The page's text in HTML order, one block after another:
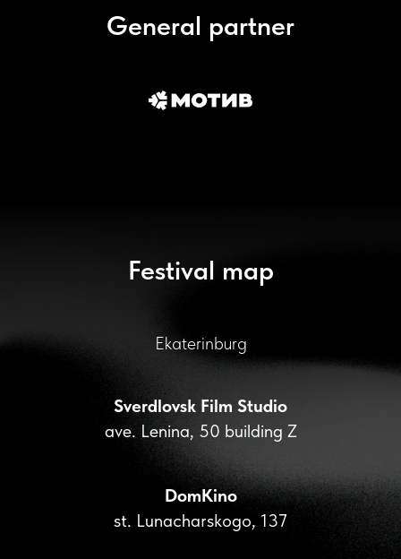
General partner
Sverdlovsk Film Studio
ave. Lenina, 50 building Z
DomKino
st. Lunacharskogo, 137
Ekaterinburg
Festival map